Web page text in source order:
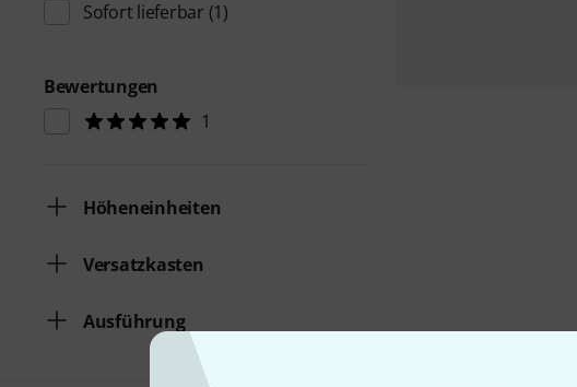
Sofort lieferbar (1)
Bewertungen
1
Höheneinheiten
Versatzkasten
Ausführung